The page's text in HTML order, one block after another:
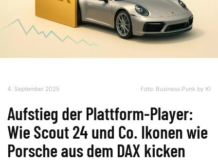
4. September 2025 Foto: Business Punk by KI
Aufstieg der Plattform-Player:
Wie Scout 24 und Co. Ikonen wie
Porsche aus dem DAX kicken